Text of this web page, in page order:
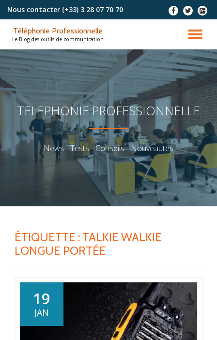
contenu
Nous contacter (+33) 3 28 07 70 70 - - -
LA
Téléphonie Professionnelle
Le Blog des outils de communication
TELEPHONIE PROFESSIONNELLE
News - Tests - Conseils - Nouveautés
ÉTIQUETTE : TALKIE WALKIE
LONGUE PORTÉE
19
JAN